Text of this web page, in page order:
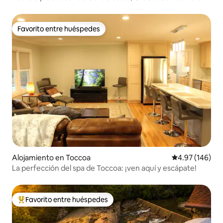
Favorito entre huéspedes
Favorito entre huéspedes
Alojamiento en Toccoa Calificación
4.97 (146)
La perfección del spa de Toccoa: ¡ven aquí y escápate!
Favorito entre huéspedes preferido
Favorito entre huéspedes